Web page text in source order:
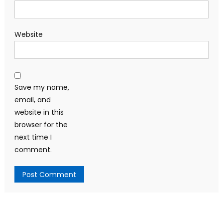
Website
Save my name,
email, and
website in this
browser for the
next time I
comment.